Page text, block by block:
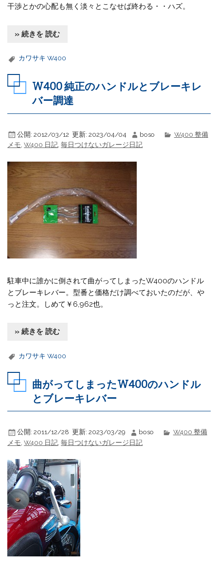
干渉とかの心配も無く淡々とこなせば終わる・・ハズ。
» 続きを 読む
カワサキ W400
W400 純正のハンドルとブレーキレ
バー調達
公開: 2012/03/12 更新: 2023/04/04 boso
W400 整備
メモ,W400 日記,毎日つけないガレージ日記
駐車中に誰かに倒されて曲がってしまったW400のハンドル
とブレーキレバー。型番と価格だけ調べておいたのだが、や
っと注文。しめて￥6,962也。
» 続きを 読む
カワサキ W400
曲がってしまったW400のハンドル
とブレーキレバー
公開: 2011/12/28 更新: 2023/03/29 boso
W400 整備
メモ ,W400 日記 ,毎日つけないガレージ日記